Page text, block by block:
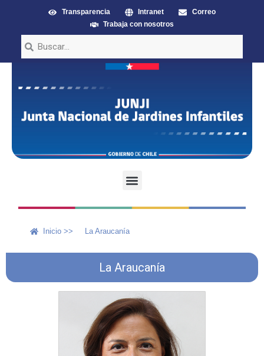
Transparencia Intranet
Correo
Trabaja con nosotros
Inicio >> La Araucanía
La Araucanía